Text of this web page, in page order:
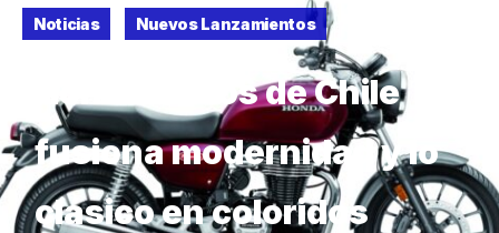
Noticias Nuevos Lanzamientos
Honda Motos de Chile
fusiona modernidad y lo
clásico en coloridos